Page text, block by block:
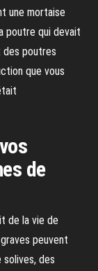
une mortaise
poutre qui devait
des poutres
que vous
de
de la vie de
peuvent
des